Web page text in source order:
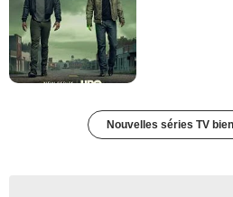
Nouvelles séries TV